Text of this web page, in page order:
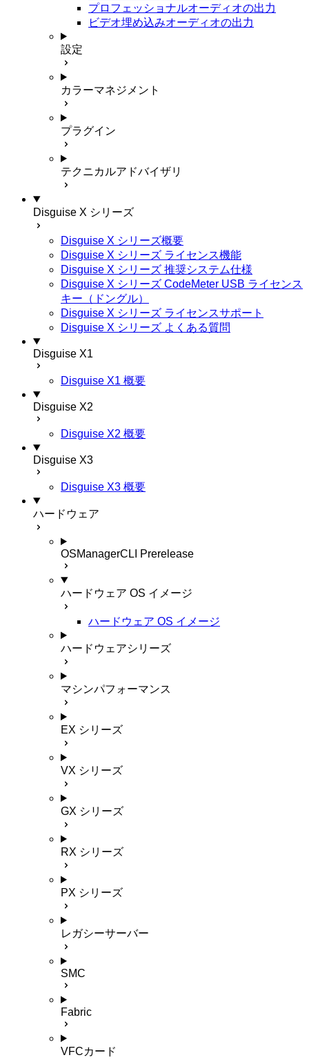
プロフェッショナルオーディオの出力
ビデオ埋め込みオーディオの出力
設定
カラーマネジメント
プラグイン
テクニカルアドバイザリ
Disguise X シリーズ
Disguise X シリーズ概要
Disguise X シリーズ ライセンス機能
Disguise X シリーズ 推奨システム仕様
Disguise X シリーズ CodeMeter USB ライセンス
キー（ドングル）
Disguise X シリーズ ライセンスサポート
Disguise X シリーズ よくある質問
Disguise X1
Disguise X1 概要
Disguise X2
Disguise X2 概要
Disguise X3
Disguise X3 概要
ハードウェア
OSManagerCLI Prerelease
ハードウェア OS イメージ
ハードウェア OS イメージ
ハードウェアシリーズ
マシンパフォーマンス
EX シリーズ
VX シリーズ
GX シリーズ
RX シリーズ
PX シリーズ
レガシーサーバー
SMC
Fabric
VFCカード